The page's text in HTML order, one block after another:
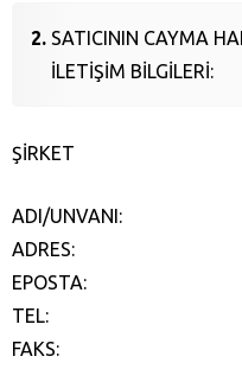
SATICININ CAYMA
İLETİŞİM BİLGİLERİ:
ŞİRKET
ADI/UNVANI:
ADRES:
EPOSTA:
TEL:
FAKS: